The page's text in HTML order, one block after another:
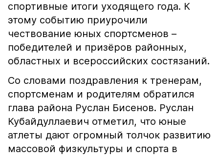
спортивные итоги уходящего года. К
этому событию приурочили
чествование юных спортсменов –
победителей и призёров районных,
областных и всероссийских состязаний.
Со словами поздравления к тренерам,
спортсменам и родителям обратился
глава района Руслан Бисенов. Руслан
Кубайдуллаевич отметил, что юные
атлеты дают огромный толчок развитию
массовой физкультуры и спорта в